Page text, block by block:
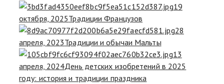
19
октября, 2025Традиции Французов
28
апреля, 2023Традиции и обычаи Мальты
13
апреля, 2024День детских изобретений в 2025
году: история и традиции праздника